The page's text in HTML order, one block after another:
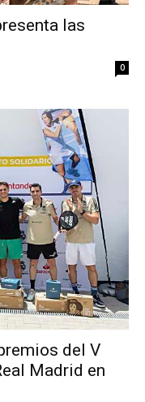
las
0
del V
Madrid en